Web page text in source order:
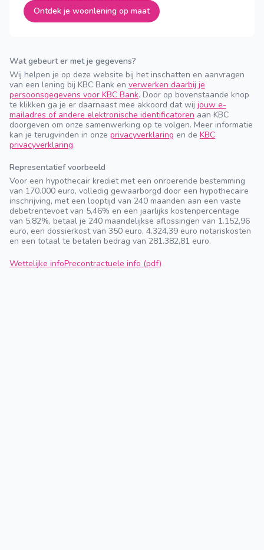
Ontdek je woonlening op maat
Wat gebeurt er met je gegevens?
Wij helpen je op deze website bij het inschatten en aanvragen
van een lening bij KBC Bank en verwerken daarbij je
persoonsgegevens voor KBC Bank. Door op bovenstaande knop
te klikken ga je er daarnaast mee akkoord dat wij jouw e-
mailadres of andere elektronische identificatoren aan KBC
doorgeven om onze samenwerking op te volgen. Meer informatie
kan je terugvinden in onze privacyverklaring en de KBC
privacyverklaring.
Representatief voorbeeld
Voor een hypothecair krediet met een onroerende bestemming
van 170.000 euro, volledig gewaarborgd door een hypothecaire
inschrijving, met een looptijd van 240 maanden aan een vaste
debetrentevoet van 5,46% en een jaarlijks kostenpercentage
van 5,82%, betaal je 240 maandelijkse aflossingen van 1.152,96
euro, een dossierkost van 350 euro, 4.324,39 euro notariskosten
en een totaal te betalen bedrag van 281.382,81 euro.
Wettelijke infoPrecontractuele info (pdf)